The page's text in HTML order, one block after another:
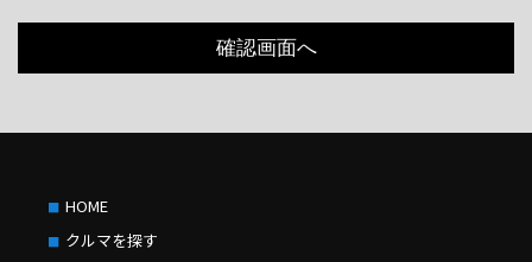
HOME
クルマを探す